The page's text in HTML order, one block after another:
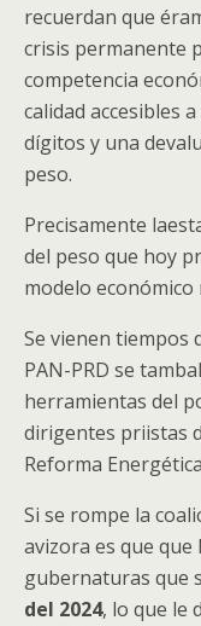
recuerdan que
crisis permanente
competencia
calidad accesibles
dígitos y una
peso.
Precisamente
del peso que hoy
modelo económico
Se vienen tiempos
PAN-PRD se
herramientas del
dirigentes priistas
Reforma
Si se rompe la
avizora es que
gubernaturas que
del 2024, lo que le